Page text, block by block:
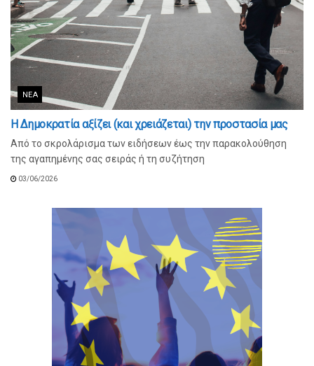
ΝΈΑ
Η Δημοκρατία αξίζει (και χρειάζεται) την προστασία μας
Από το σκρολάρισμα των ειδήσεων έως την παρακολούθηση
της αγαπημένης σας σειράς ή τη συζήτηση
03/06/2026